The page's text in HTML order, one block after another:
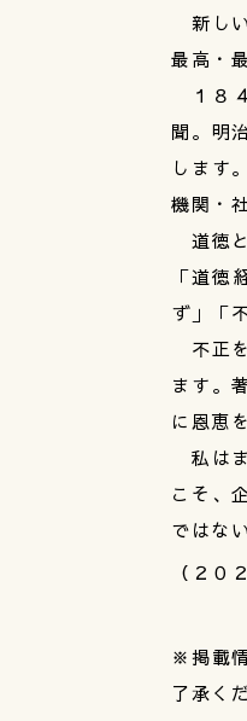
新し
最高・
１８
聞。明
します
機関・
道徳
「道
ず」「
不正
ます。
に恩恵
私は
こそ、
ではな
（２０
※掲載
了承く